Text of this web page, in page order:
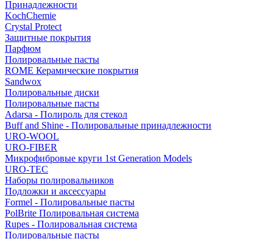
Принадлежности
KochChemie
Crystal Protect
Защитные покрытия
Парфюм
Полировальные пасты
ROME Керамические покрытия
Sandwox
Полировальные диски
Полировальные пасты
Adarsa - Полироль для стекол
Buff and Shine - Полировальные принадлежности
URO-WOOL
URO-FIBER
Микрофибровые круги 1st Generation Models
URO-TEC
Наборы полировальников
Подложки и аксессуары
Formel - Полировальные пасты
PolBrite Полировальная система
Rupes - Полировальная система
Полировальные пасты